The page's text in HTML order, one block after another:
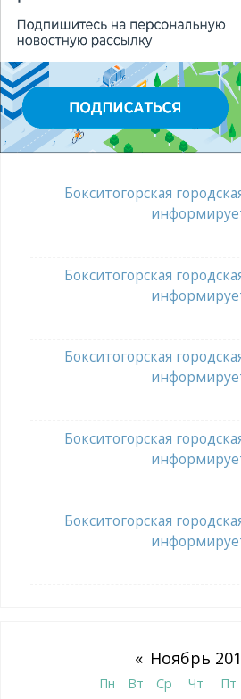
Бокситогорская
Бокситогорская
Бокситогорская
Бокситогорская
Бокситогорская
« Ноябрь
Пн Вт Ср Чт Пт